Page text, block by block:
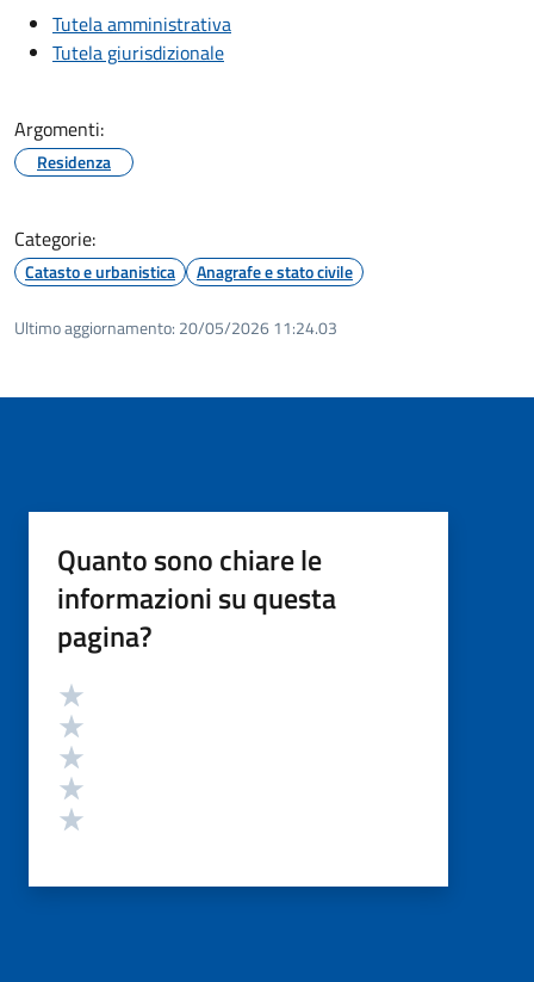
Tutela amministrativa
Tutela giurisdizionale
Argomenti:
Residenza
Categorie:
Catasto e urbanistica Anagrafe e stato civile
Ultimo aggiornamento: 20/05/2026 11:24.03
Quanto sono chiare le
informazioni su questa
pagina?
Valutazione